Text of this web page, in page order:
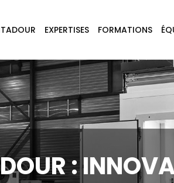
EXPERTISES FORMATIONS
: